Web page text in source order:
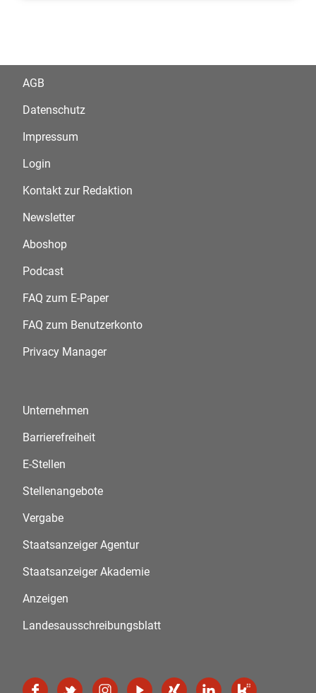
AGB
Datenschutz
Impressum
Login
Kontakt zur Redaktion
Newsletter
Aboshop
Podcast
FAQ zum E-Paper
FAQ zum Benutzerkonto
Privacy Manager
Unternehmen
Barrierefreiheit
E-Stellen
Stellenangebote
Vergabe
Staatsanzeiger Agentur
Staatsanzeiger Akademie
Anzeigen
Landesausschreibungsblatt